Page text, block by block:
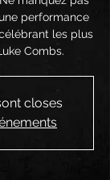
performance
les plus
Combs.
closes